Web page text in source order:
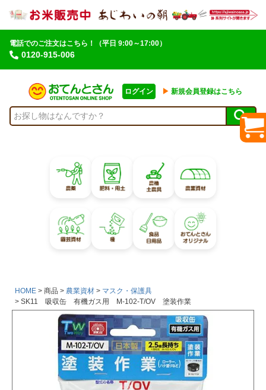
電話でのご注文はこちら！
0120-915-006
（平日 9:00～17:00）
ログイン ▶︎ 新規会員登録はこちら
HOME 商品 農業資材
マスク・保護具
SK11 吸収缶 有機ガス用 M-102-T/OV 塗装作業